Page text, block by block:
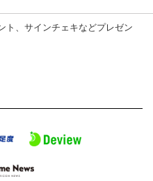
ト、サインチェキなどプレゼン